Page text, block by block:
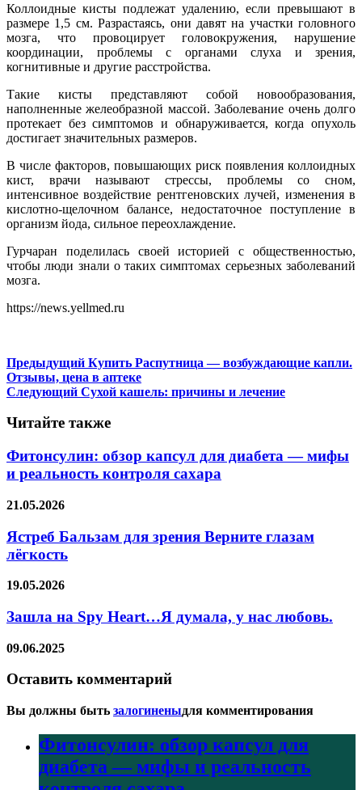
Коллоидные кисты подлежат удалению, если превышают в
размере 1,5 см. Разрастаясь, они давят на участки головного
мозга, что провоцирует головокружения, нарушение
координации, проблемы с органами слуха и зрения,
когнитивные и другие расстройства.
Такие кисты представляют собой новообразования,
наполненные желеобразной массой. Заболевание очень долго
протекает без симптомов и обнаруживается, когда опухоль
достигает значительных размеров.
В числе факторов, повышающих риск появления коллоидных
кист, врачи называют стрессы, проблемы со сном,
интенсивное воздействие рентгеновских лучей, изменения в
кислотно-щелочном балансе, недостаточное поступление в
организм йода, сильное переохлаждение.
Гурчаран поделилась своей историей с общественностью,
чтобы люди знали о таких симптомах серьезных заболеваний
мозга.
https://news.yellmed.ru
Предыдущий Купить Распутница — возбуждающие капли.
Отзывы, цена в аптеке
Следующий Сухой кашель: причины и лечение
Читайте также
Фитонсулин: обзор капсул для диабета — мифы
и реальность контроля сахара
21.05.2026
Ястреб Бальзам для зрения Верните глазам
лёгкость
19.05.2026
Зашла на Spy Heart…Я думала, у нас любовь.
09.06.2025
Оставить комментарий
Вы должны быть залогиненыдля комментирования
Фитонсулин: обзор капсул для
диабета — мифы и реальность